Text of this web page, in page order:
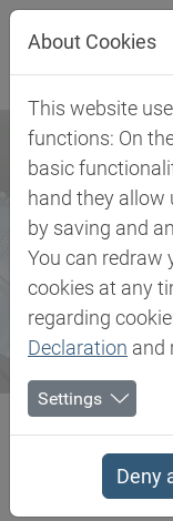
Direkt zur
Direkt zum Inhalt
Biesterfeld SE
Biesterfeld erhält
30.08.2021
About Cookies
This website
functions: On
basic
hand they allow
by saving and
You can redraw
cookies at any
regarding
Declaration and
Settings
Deny